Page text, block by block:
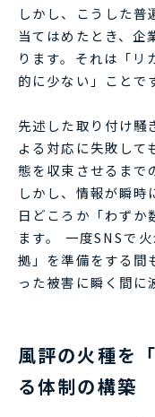
しかし、こうした
当てはめたとき、企
ります。それは「リ
的に少ない」ことで
先述した取り付け騒
よる対応に失敗して
態を収束させるまで
しかし、情報が瞬
日どころか「わずか
ます。 一度SNSで
拠」を準備をする間
った被害に瞬く間に
風評の火種を
る体制の構築